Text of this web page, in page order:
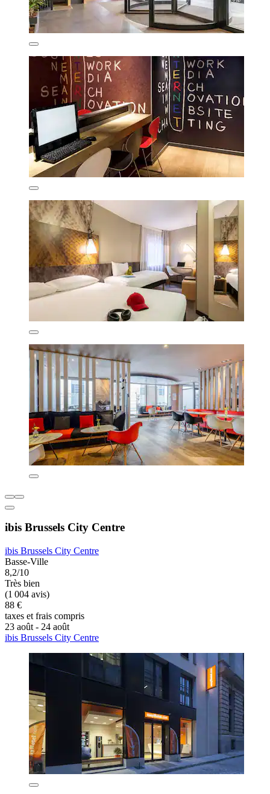
ibis Brussels City Centre
ibis Brussels City Centre
Basse-Ville
8,2/10
Très bien
(1 004 avis)
88 €
taxes et frais compris
23 août - 24 août
ibis Brussels City Centre